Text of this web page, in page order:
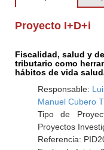
Proyecto I+D+i
Fiscalidad, salud y
tributario como
hábitos de vida
Responsable:
Manuel Cubero
Tipo de
Proyectos
Referencia: